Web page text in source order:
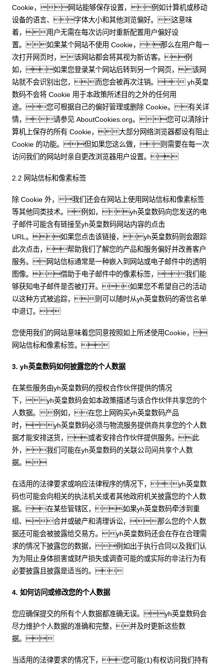
Cookie，网站能够保存设置，例如计算机或移动
设备的语言、字体大小和其他浏览偏好。这意味
着，用户无需在每次访问时重新配置用户偏好设
置。如果某个网站不使用 Cookie，那么在用户每一
次打开网页时，该网站都会将其视为新访客。例
如，如果您登录某个网站后转到另一个网页，该网
站就不会识别出您，而您会被再次注销。 yh英皇
数码不会将 Cookie 用于本政策所述目的之外的任何用
途。您可根据自己的偏好管理或删除 Cookie。有关详
情，请参见 AboutCookies.org。您可以清除计
算机上保存的所有 Cookie，大部分网络浏览器都设有阻止
Cookie 的功能。但如果您这么做，则需要在每一次
访问我们的网站时亲自更改浏览器用户设置。
2.2 网站信标和像素标签
除 Cookie 外，我们还会在网站上使用网站信标和像素标签
等其他同类技术。例如，yh英皇数码向您发送的电
子邮件可能含有链接至yh英皇数码网站内容的点击
URL。如果您点击该链接，yh英皇数码则会跟踪
此次点击，帮助我们了解您的产品和服务偏好并改善客户
服务。网站信标通常是一种嵌入到网站或电子邮件中的透明
图像。借助于电子邮件中的像素标签，我们能
够获知电子邮件是否被打开。如果您不希望自己的活动
以这种方式被追踪，则可以随时从yh英皇数码的寄信名单
中退订。
您使用我们的网站意味着您同意按照如上所述使用Cookie，
网站信标和像素标签。
3. yh英皇数码如何披露您的个人数据
在某些服务由yh英皇数码的授权合作伙伴提供的情况
下，yh英皇数码会如本政策描述与该合作伙伴共享您的个
人数据。例如，在您上网购买yh英皇数码产品
时，yh英皇数码必须与物流服务提供商共享您的个人数
据才能安排送货，或者安排合作伙伴提供服务。此
外，我们可能在yh英皇数码的关联公司间共享个人数
据。
在适用的法律要求或响应法律程序的情况下，yh英皇数
码也可能会向相关的执法机关或者其他政府机关披露您的个人数
据。在某些管辖区，如果yh英皇数码牵涉到重
组、合并或破产和清理诉讼，那么您的个人数
据还可能会被披露给交易方。yh英皇数码还会在存在合理需
求的情况下披露您的数据，例如出于执行合同以及我们认
为为阻止身体损害或财产损失或调查可能的或实际的非法行为有
必要披露且披露是适当的。
4. 如何访问或修改您的个人数据
您应确保提交的所有个人数据都准确无误。yh英皇数码会
尽力维护个人数据的准确和完整，并及时更新这些数
据。
当适用的法律要求的情况下，您可能(1)有权访问我们持有